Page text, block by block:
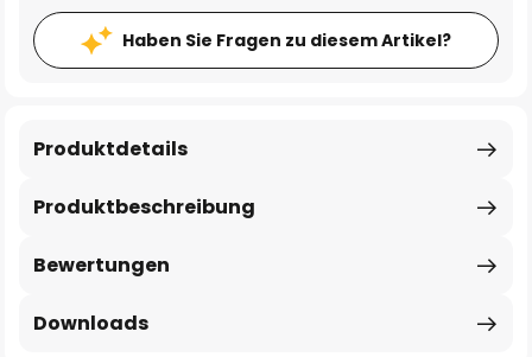
Haben Sie Fragen zu diesem Artikel?
Produktbeschreibung
Produktdetails
Bewertungen
Downloads